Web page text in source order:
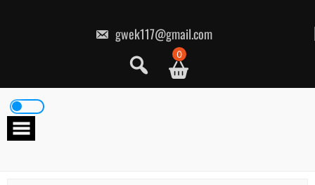
gwek117@gmail.com
0